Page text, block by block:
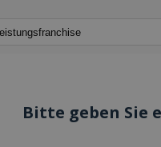
Bitte geben Sie